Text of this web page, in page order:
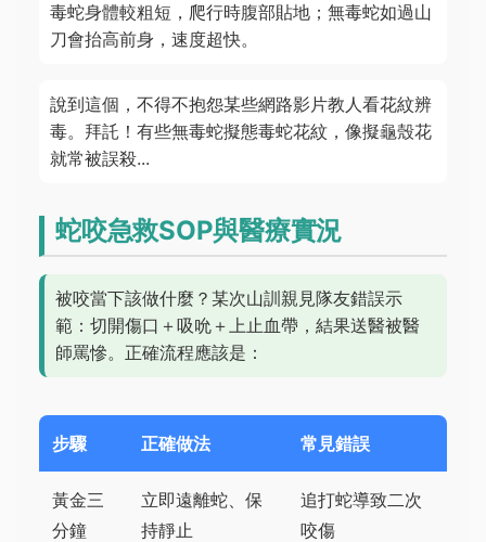
毒蛇身體較粗短，爬行時腹部貼地；無毒蛇如過山
刀會抬高前身，速度超快。
說到這個，不得不抱怨某些網路影片教人看花紋辨
毒。拜託！有些無毒蛇擬態毒蛇花紋，像擬龜殼花
就常被誤殺...
蛇咬急救SOP與醫療實況
被咬當下該做什麼？某次山訓親見隊友錯誤示
範：切開傷口＋吸吮＋上止血帶，結果送醫被醫
師罵慘。正確流程應該是：
步驟 正確做法 常見錯誤
黃金三
分鐘
立即遠離蛇、保
持靜止
追打蛇導致二次
咬傷